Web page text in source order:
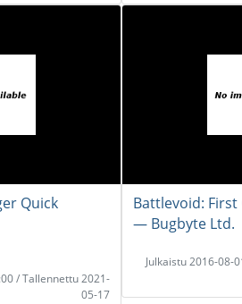
Quick
/ Tallennettu 2021-
05-17
Battlevoid:
― Bugbyte Ltd.
Julkaistu 2016-08-